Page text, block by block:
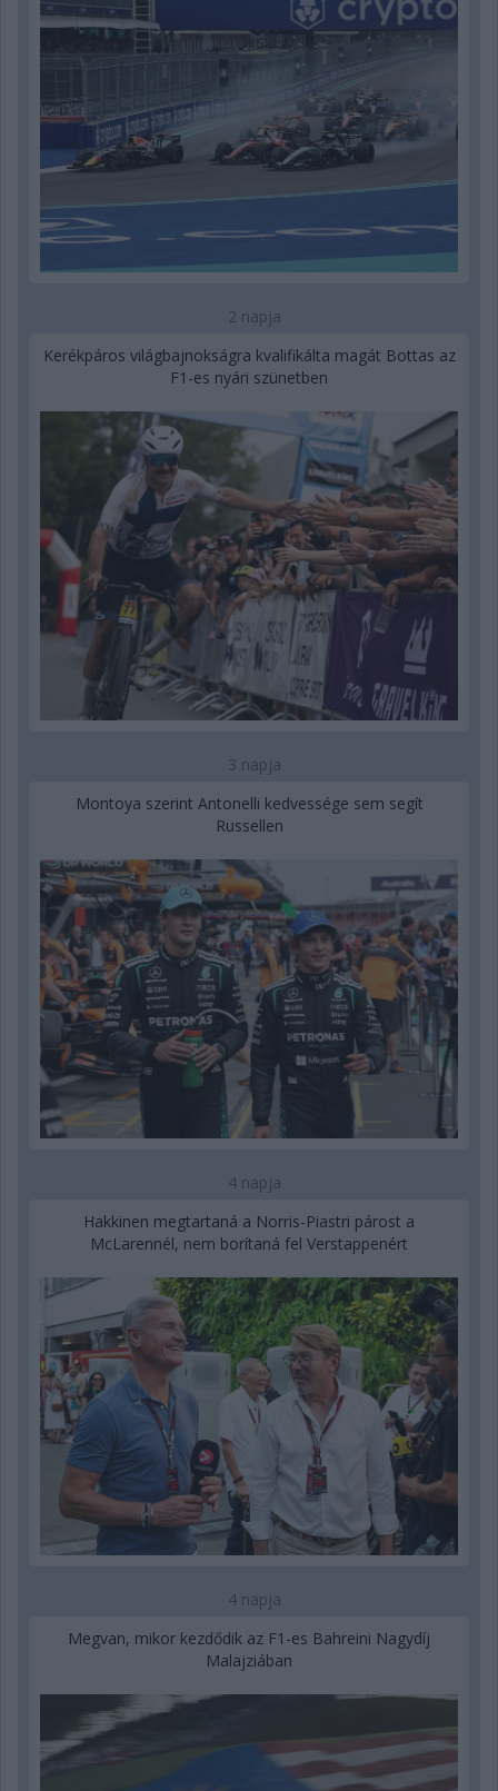
2 napja
Kerékpáros világbajnokságra kvalifikálta magát Bottas az
F1-es nyári szünetben
3 napja
Montoya szerint Antonelli kedvessége sem segít
Russellen
4 napja
Hakkinen megtartaná a Norris-Piastri párost a
McLarennél, nem borítaná fel Verstappenért
4 napja
Megvan, mikor kezdődik az F1-es Bahreini Nagydíj
Malajziában